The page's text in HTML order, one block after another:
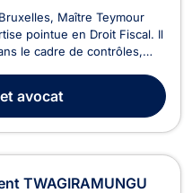
Maître Teymour
pointue en Droit Fiscal. Il
le cadre de contrôles,
des Affaires (dont le
des A...
avocat
TWAGIRAMUNGU